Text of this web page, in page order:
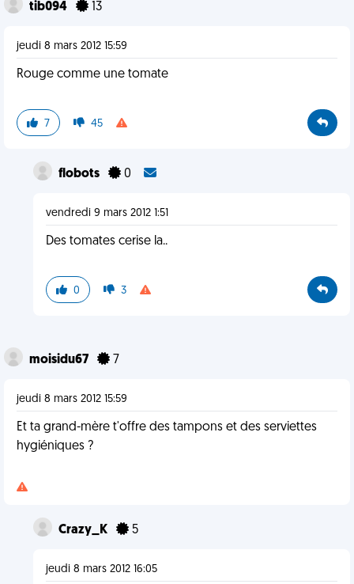
tib094 13
jeudi 8 mars 2012 15:59
Rouge comme une tomate
7 45
flobots 0
vendredi 9 mars 2012 1:51
Des tomates cerise la..
0 3
moisidu67 7
jeudi 8 mars 2012 15:59
Et ta grand-mère t'offre des tampons et des serviettes
hygiéniques ?
Crazy_K 5
jeudi 8 mars 2012 16:05